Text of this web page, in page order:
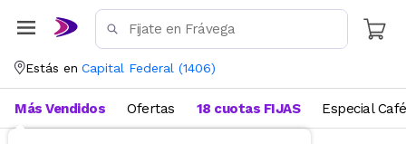
Estás en Capital Federal (1406)
Más Vendidos Ofertas 18 cuotas FIJAS Especial Café